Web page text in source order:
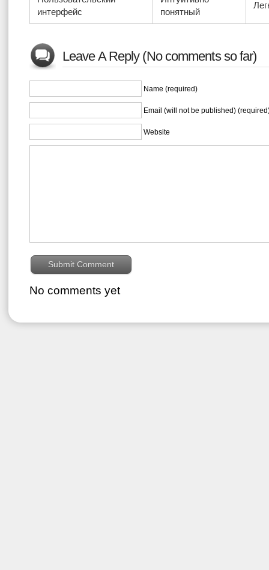
интерфейс
понятный
Leave A Reply (No comments so far)
Name (required)
Email (will not be published)
Website
No comments yet